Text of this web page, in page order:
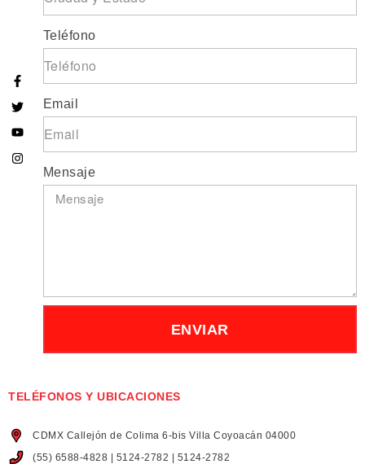
Teléfono
Email
Mensaje
ENVIAR
TELÉFONOS Y UBICACIONES
CDMX Callejón de Colima 6-bis Villa Coyoacán 04000
(55) 6588-4828 | 5124-2782 | 5124-2782